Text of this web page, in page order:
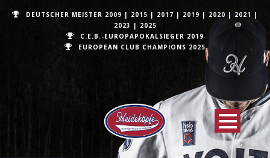
DEUTSCHER MEISTER 2009 | 2015 | 2017 | 2019 | 2020 | 2021 |
2023 | 2025
C.E.B.-EUROPAPOKALSIEGER 2019
EUROPEAN CLUB CHAMPIONS 2025